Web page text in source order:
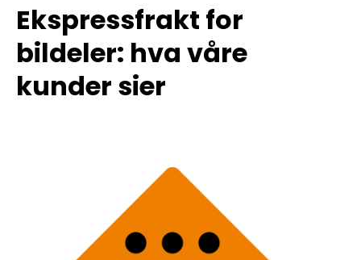
Ekspressfrakt for
bildeler: hva våre
kunder sier